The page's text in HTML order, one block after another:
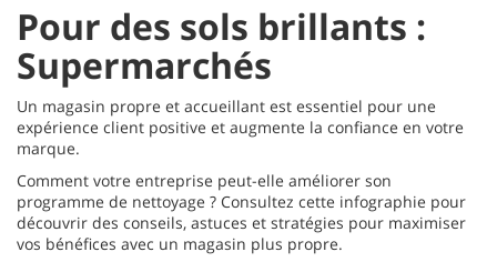
Pour des sols brillants :
Supermarchés
Un magasin propre et accueillant est essentiel pour une
expérience client positive et augmente la confiance en votre
marque.
Comment votre entreprise peut-elle améliorer son
programme de nettoyage ? Consultez cette infographie pour
découvrir des conseils, astuces et stratégies pour maximiser
vos bénéfices avec un magasin plus propre.